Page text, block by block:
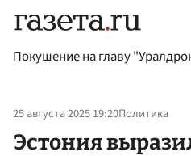
Покушение на главу
25 августа 2025 19:20Политика
Эстония